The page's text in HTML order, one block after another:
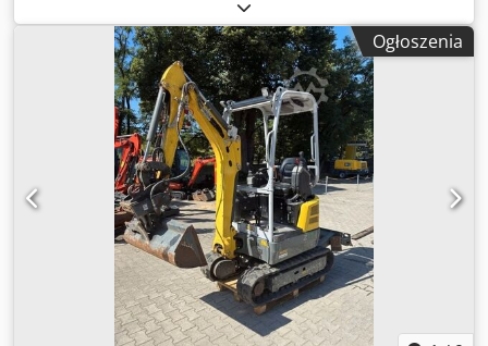
mechanizm pochylania łyżki HS03 Lokalizacja: Norymberga
Ogłoszenia